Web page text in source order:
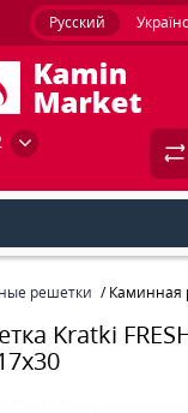
Русский
решетки Каминная
Kratki